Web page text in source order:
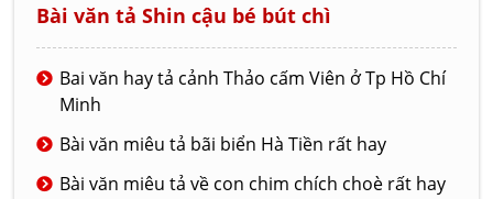
Bài văn tả Shin cậu bé bút chì
Bai văn hay tả cảnh Thảo cấm Viên ở Tp Hồ Chí
Minh
Bài văn miêu tả bãi biển Hà Tiền rất hay
Bài văn miêu tả về con chim chích choè rất hay